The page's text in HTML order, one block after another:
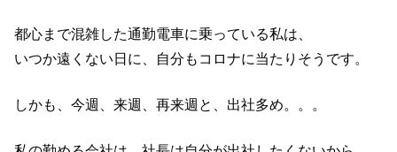
都心まで混雑した通勤電車に乗っている私は、
いつか遠くない日に、自分もコロナに当たりそうです。
しかも、今週、来週、再来週と、出社多め。。。